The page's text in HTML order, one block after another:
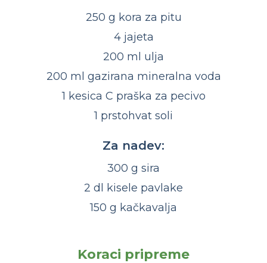
250 g kora za pitu
4 jajeta
200 ml ulja
200 ml gazirana mineralna voda
1 kesica C praška za pecivo
1 prstohvat soli
Za nadev:
300 g sira
2 dl kisele pavlake
150 g kačkavalja
Koraci pripreme